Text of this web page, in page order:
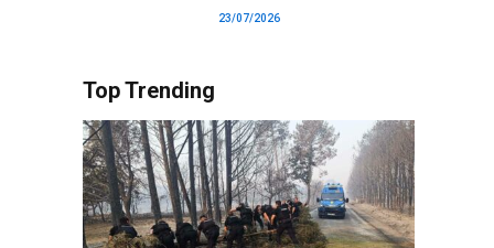
23/07/2026
Top Trending